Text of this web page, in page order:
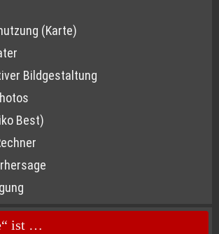
(Karte)
Bildgestaltung
Best)
ist …